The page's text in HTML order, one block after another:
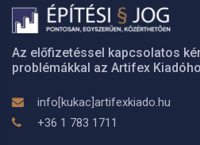
Az előfizetéssel kapcsolatos
problémákkal az Artifex
info[kukac]artifexkiado.hu
+36 1 783 1711